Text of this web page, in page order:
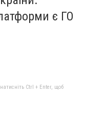
є ГО
Ctrl + Enter, щоб